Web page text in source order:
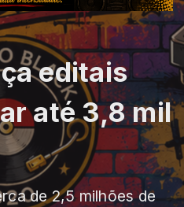
editais
até 3,8 mil
de 2,5 milhões de